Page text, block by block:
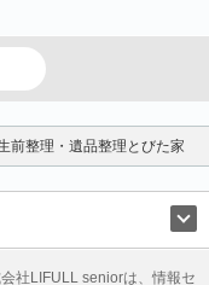
前整理・遺品整理とびた家
社LIFULL seniorは、情報セ